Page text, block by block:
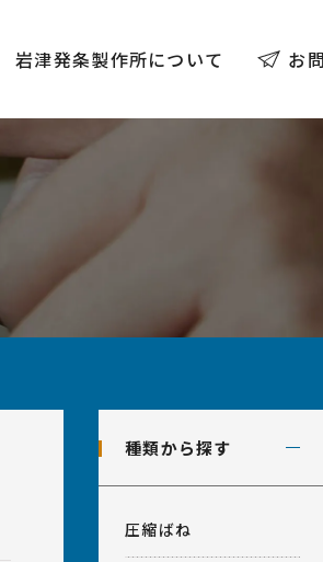
相談・アフターフォロー
トーションばね
ばねを探す
からばねを探す
岩津発条製作所について
会社概要
お
種類から探す
圧縮ばね